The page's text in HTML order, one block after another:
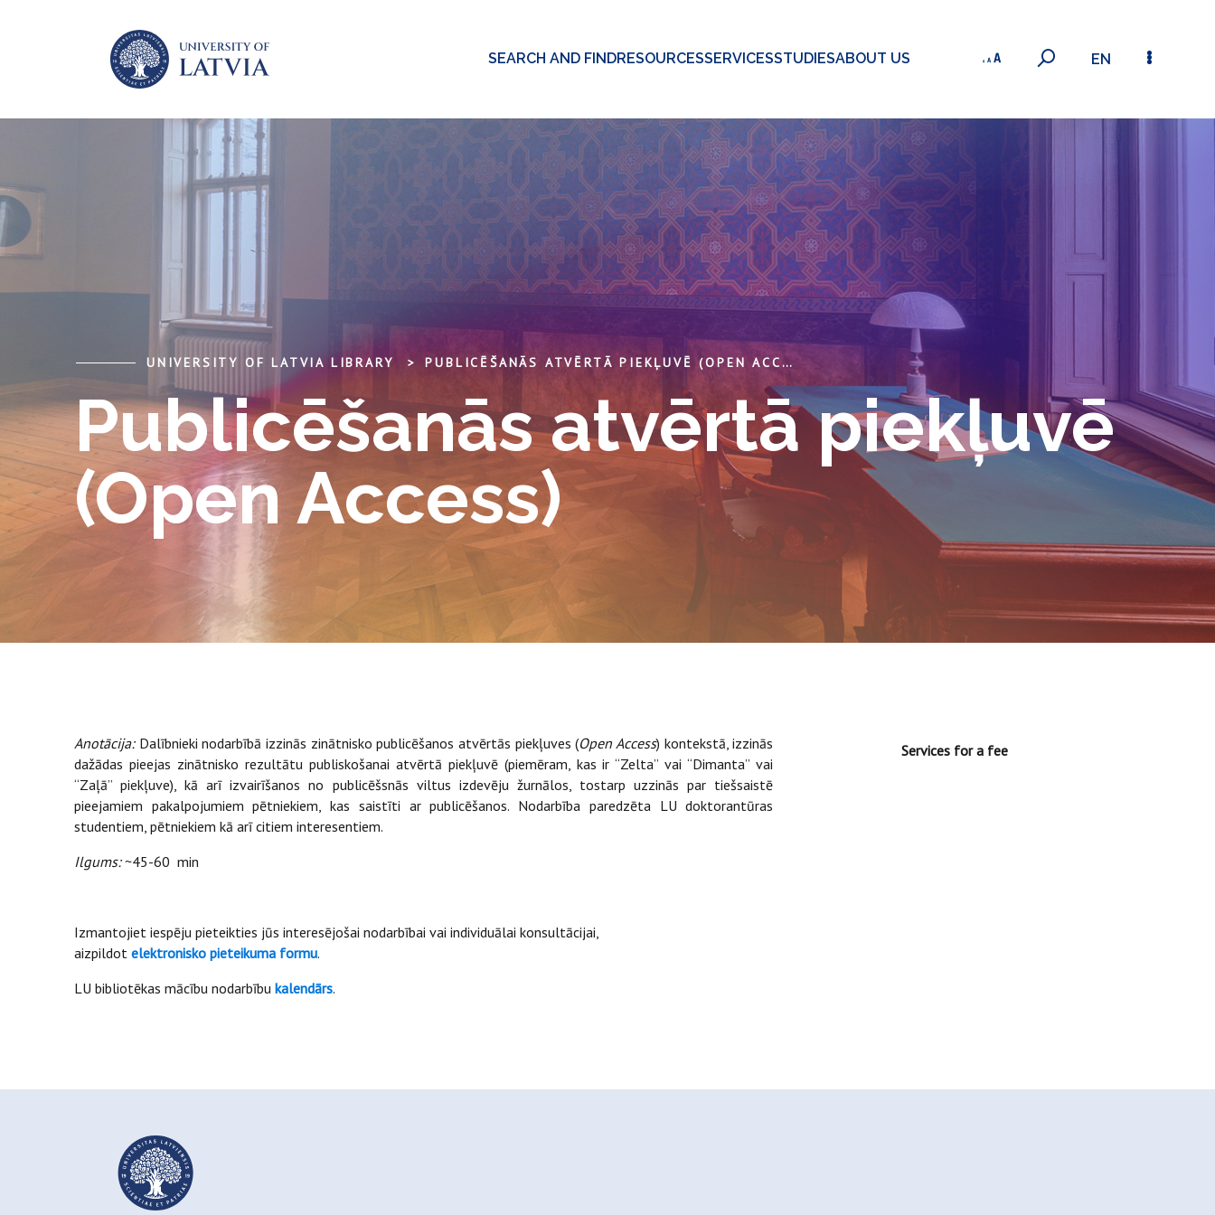
SEARCH AND FINDRESOURCESSERVICESSTUDIESABOUT US EN
UNIVERSITY OF LATVIA LIBRARY PUBLICĒŠANĀS ATVĒRTĀ PIEKĻUVĒ (OPEN ACCESS)
Publicēšanās atvērtā piekļuvē
(Open Access)
Anotācija:Dalībnieki nodarbībā izzinās zinātnisko publicēšanos atvērtās piekļuves (Open Access) kontekstā, izzinās
dažādas pieejas zinātnisko rezultātu publiskošanai atvērtā piekļuvē (piemēram, kas ir “Zelta” vai “Dimanta” vai
“Zaļā” piekļuve), kā arī izvairīšanos no publicēšsnās viltus izdevēju žurnālos, tostarp uzzinās par tiešsaistē
pieejamiem pakalpojumiem pētniekiem, kas saistīti ar publicēšanos. Nodarbība paredzēta LU doktorantūras
studentiem, pētniekiem kā arī citiem interesentiem.
Ilgums:~45-60 min
Izmantojiet iespēju pieteikties jūs interesējošai nodarbībai vai individuālai konsultācijai,
aizpildot elektronisko pieteikuma formu.
LU bibliotēkas mācību nodarbību kalendārs.
Services for a fee